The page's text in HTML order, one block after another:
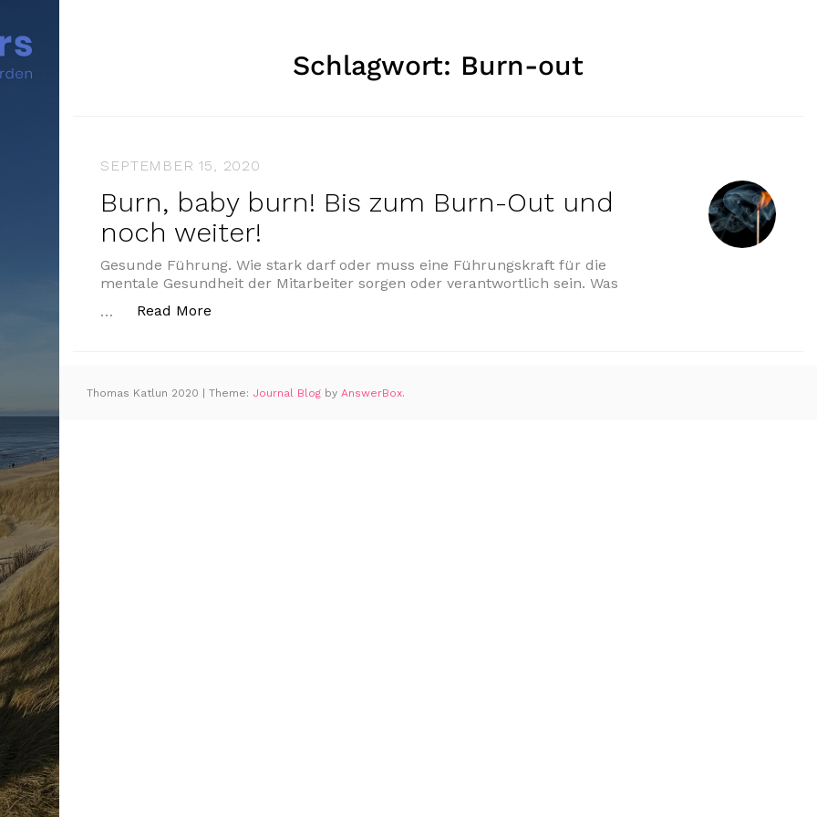
Schlagwort: Burn-out
SEPTEMBER 15, 2020
Burn, baby burn! Bis zum Burn-Out und
noch weiter!
Gesunde Führung. Wie stark darf oder muss eine Führungskraft für die
mentale Gesundheit der Mitarbeiter sorgen oder verantwortlich sein. Was
…
Read More
Thomas Katlun 2020 |Theme: Journal Blog byAnswerBox.